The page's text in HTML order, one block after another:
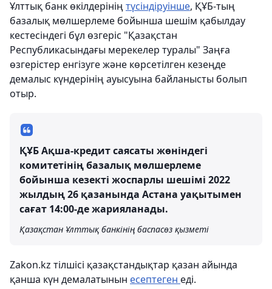
Ұлттық банк өкілдерінің түсіндіруінше, ҚҰБ-тың
базалық мөлшерлеме бойынша шешім қабылдау
кестесіндегі бұл өзгеріс "Қазақстан
Республикасындағы мерекелер туралы" Заңға
өзгерістер енгізуге және көрсетілген кезеңде
демалыс күндерінің ауысуына байланысты болып
отыр.
ҚҰБ Ақша-кредит саясаты жөніндегі
комитетінің базалық мөлшерлеме
бойынша кезекті жоспарлы шешімі 2022
жылдың 26 қазанында Астана уақытымен
сағат 14:00-де жарияланады.
Қазақстан Ұлттық банкінің баспасөз қызметі
Zakon.kz тілшісі қазақстандықтар қазан айында
қанша күн демалатынын есептеген еді.